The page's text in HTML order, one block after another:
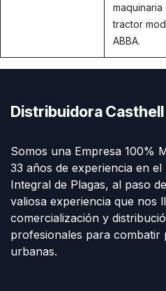
maquinaria
tractor
ABBA.
Distribuidora Casthell
Somos una Empresa 100%
33 años de experiencia en
Integral de Plagas, al paso
valiosa experiencia que nos
comercialización y
profesionales para combatir
urbanas.